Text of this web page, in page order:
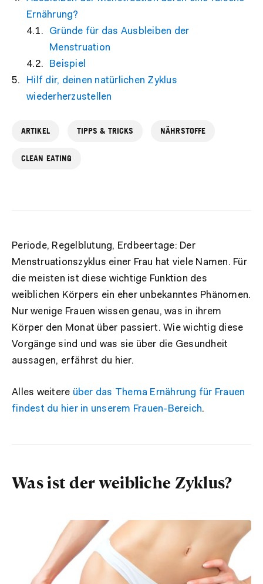
Ernährung?
Gründe für das Ausbleiben der
Menstruation
Beispiel
Hilf dir, deinen natürlichen Zyklus
wiederherzustellen
ARTIKEL TIPPS & TRICKS NÄHRSTOFFE
CLEAN EATING
Periode, Regelblutung, Erdbeertage: Der
Menstruationszyklus einer Frau hat viele Namen. Für
die meisten ist diese wichtige Funktion des
weiblichen Körpers ein eher unbekanntes Phänomen.
Nur wenige Frauen wissen genau, was in ihrem
Körper den Monat über passiert. Wie wichtig diese
Vorgänge sind und was sie über die Gesundheit
aussagen, erfährst du hier.
Alles weitere über das Thema Ernährung für Frauen
findest du hier in unserem Frauen-Bereich.
Was ist der weibliche Zyklus?